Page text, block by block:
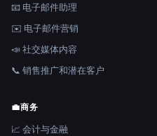
📧 电子邮件助理
✉️ 电子邮件营销
📣 社交媒体内容
📞 销售推广和潜在客户
💼商务
📈 会计与金融